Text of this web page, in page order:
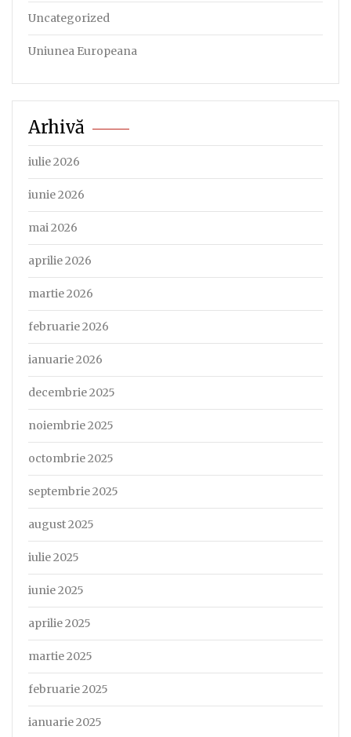
Uncategorized
Uniunea Europeana
Arhivă
iulie 2026
iunie 2026
mai 2026
aprilie 2026
martie 2026
februarie 2026
ianuarie 2026
decembrie 2025
noiembrie 2025
octombrie 2025
septembrie 2025
august 2025
iulie 2025
iunie 2025
aprilie 2025
martie 2025
februarie 2025
ianuarie 2025